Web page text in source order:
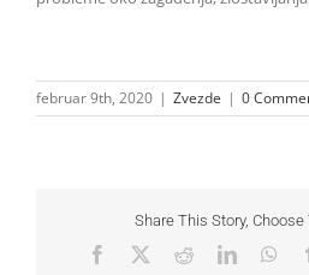
februar 9th, 2020 | Zvezde | 0
Share This Story,
Facebook RedditLinkedIn